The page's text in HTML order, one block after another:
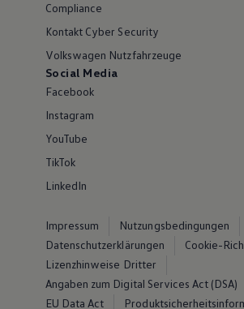
Compliance
Kontakt Cyber Security
Volkswagen Nutzfahrzeuge
Social Media
Facebook
Instagram
YouTube
TikTok
LinkedIn
Impressum
Nutzungsbedingungen
Datenschutzerklärungen
Cookie-
Lizenzhinweise Dritter
Angaben zum Digital Services Act (DSA)
EU Data Act